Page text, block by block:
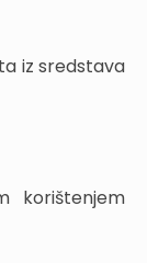
iz sredstava
korištenjem